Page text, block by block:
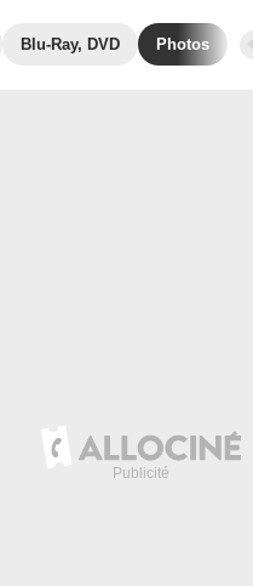
Blu-Ray, DVD Photos